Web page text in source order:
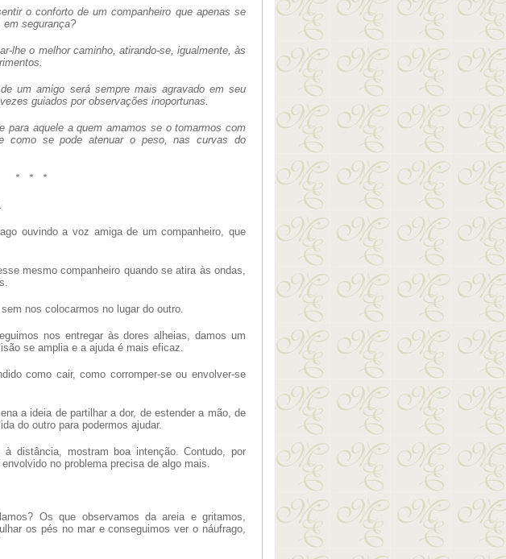
o conforto de um companheiro que apenas se
em segurança?
lhe o melhor caminho, atirando-se, igualmente, às
um amigo será sempre mais agravado em seu
guiados por observações inoportunas.
para aquele a quem amamos se o tomarmos com
como se pode atenuar o peso, nas
curvas do
* * *
.
ouvindo a voz amiga de um companheiro, que
mesmo companheiro quando se atira às ondas,
nos colocarmos no lugar do outro.
nos entregar às dores alheias, damos um
se amplia e a ajuda é mais eficaz.
como cair, como corromper-se ou envolver-se
a ideia de partilhar a dor, de estender a mão, de
do outro para podermos ajudar.
distância, mostram boa intenção. Contudo, por
no problema precisa de algo mais.
Os que observamos da areia e gritamos,
os pés no mar e conseguimos ver o náufrago,